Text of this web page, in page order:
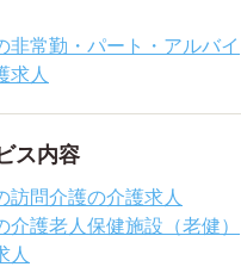
非常勤・パート・アルバイ
求人
ス内容
訪問介護の介護求人
介護老人保健施設（老健）
人